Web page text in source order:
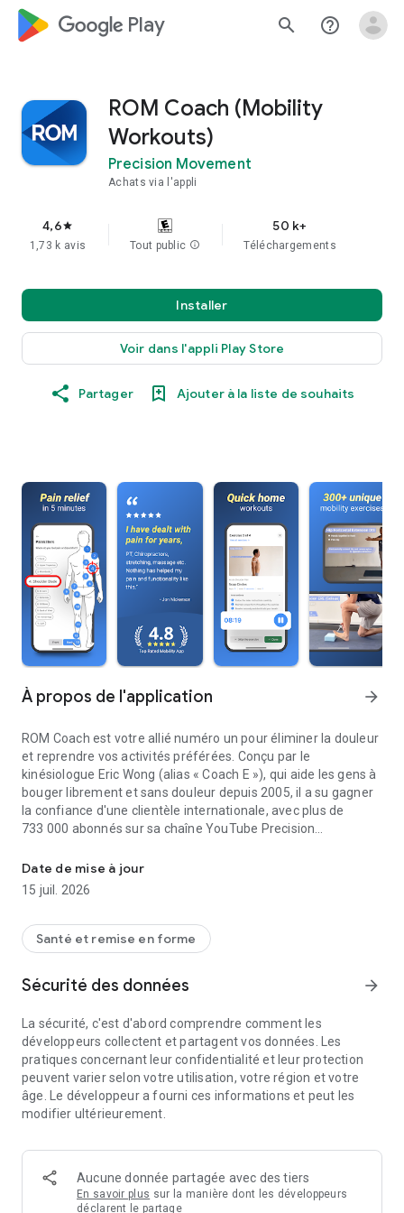
google_logo Play search help_outline
ROM Coach (Mobility
Workouts)
Precision Movement
Achats via l'appli
4,6star
1,73 k avis Tout public info
50 k+
Téléchargements
Installer
Voir dans l'appli Play Store
Partager Ajouter à la liste de souhaits
À propos de l'application arrow_forward
ROM Coach est votre allié numéro un pour éliminer la douleur
et reprendre vos activités préférées. Conçu par le
kinésiologue Eric Wong (alias « Coach E »), qui aide les gens à
bouger librement et sans douleur depuis 2005, il a su gagner
la confiance d'une clientèle internationale, avec plus de
733 000 abonnés sur sa chaîne YouTube Precision
2 à 4 minutes pour un soulagement rapide
Vous vous êtes fait mal ? Plutôt que de prendre des
par le mouvement pour soulager efficacement la douleur et
éviter ainsi la prise inutile de médicaments.
RÉDUISEZ LA DOULEUR, RÉÉDUQUEZ VOS BLESSURES
De la tête aux pieds, y compris les douleurs cervicales, le
conflit sous-acromial, la tendinite de la coiffe des rotateurs,
les douleurs aux rhomboïdes, la mauvaise posture,
l'épicondylite (tennis elbow et golfer's elbow), le syndrome du
canal carpien, l'arthrose de la hanche, la faiblesse des
fléchisseurs de la hanche, les élongations des quadriceps, les
tendinite d'Achille, la fasciite plantaire et bien plus encore,
vous trouverez l'aide dont vous avez besoin avec ROM Coach.
« J'utilise cette application depuis 3 mois et mes douleurs
Date de mise à jour
15 juil. 2026
Santé et remise en forme
Sécurité des données arrow_forward
La sécurité, c'est d'abord comprendre comment les
développeurs collectent et partagent vos données. Les
pratiques concernant leur confidentialité et leur protection
peuvent varier selon votre utilisation, votre région et votre
âge. Le développeur a fourni ces informations et peut les
modifier ultérieurement.
Aucune donnée partagée avec des tiers
En savoir plus sur la manière dont les développeurs
déclarent le partage